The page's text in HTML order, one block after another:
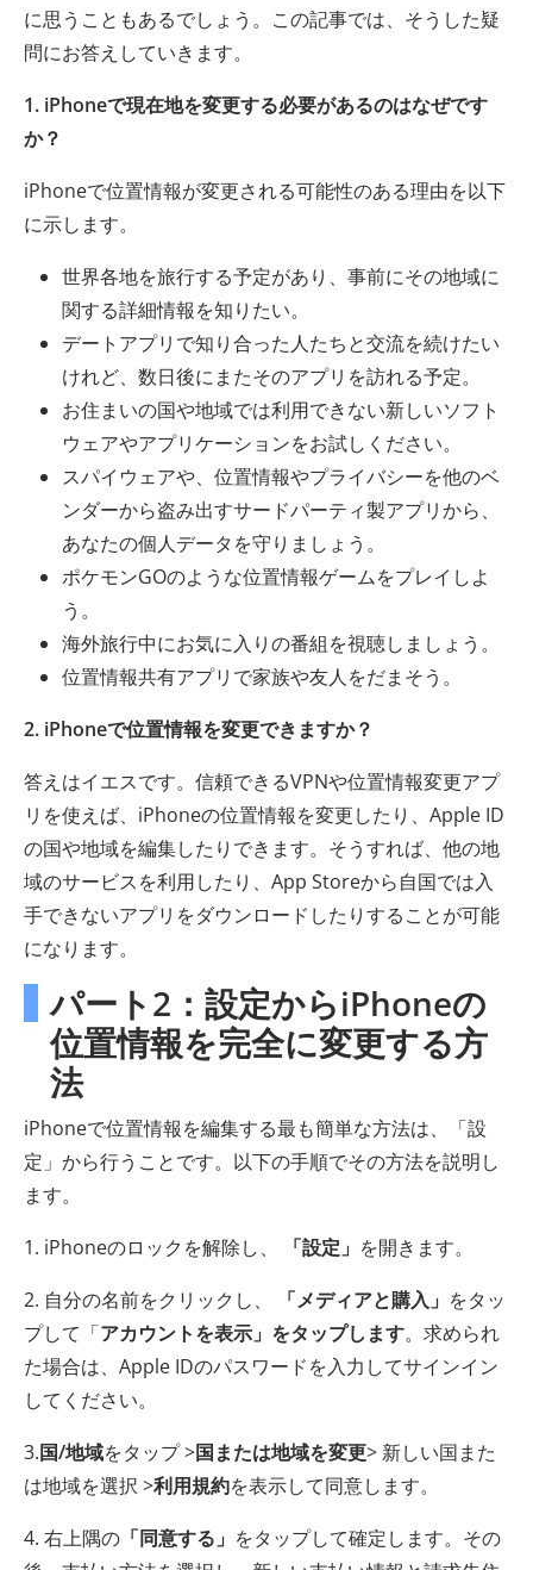
に思うこともあるでしょう。この記事では、そうした疑
問にお答えしていきます。
1. iPhoneで現在地を変更する必要があるのはなぜです
か？
iPhoneで位置情報が変更される可能性のある理由を以下
に示します。
世界各地を旅行する予定があり、事前にその地域に
関する詳細情報を知りたい。
デートアプリで知り合った人たちと交流を続けたい
けれど、数日後にまたそのアプリを訪れる予定。
お住まいの国や地域では利用できない新しいソフト
ウェアやアプリケーションをお試しください。
スパイウェアや、位置情報やプライバシーを他のベ
ンダーから盗み出すサードパーティ製アプリから、
あなたの個人データを守りましょう。
ポケモンGOのような位置情報ゲームをプレイしよ
う。
海外旅行中にお気に入りの番組を視聴しましょう。
位置情報共有アプリで家族や友人をだまそう。
2. iPhoneで位置情報を変更できますか？
答えはイエスです。信頼できるVPNや位置情報変更アプ
リを使えば、iPhoneの位置情報を変更したり、Apple ID
の国や地域を編集したりできます。そうすれば、他の地
域のサービスを利用したり、App Storeから自国では入
手できないアプリをダウンロードしたりすることが可能
になります。
パート2：設定からiPhoneの
位置情報を完全に変更する方
法
iPhoneで位置情報を編集する最も簡単な方法は、「設
定」から行うことです。以下の手順でその方法を説明し
ます。
1. iPhoneのロックを解除し、
「設定」 を開きます。
2. 自分の名前をクリックし、
「メディアと購入」 をタッ
プして「アカウントを表示」をタップします。求められ
た場合は、Apple IDのパスワードを入力してサインイン
してください。
3.国/地域をタップ >国または地域を変更> 新しい国また
は地域を選択 >利用規約を表示して同意します。
4. 右上隅の 「同意する」 をタップして確定します。その